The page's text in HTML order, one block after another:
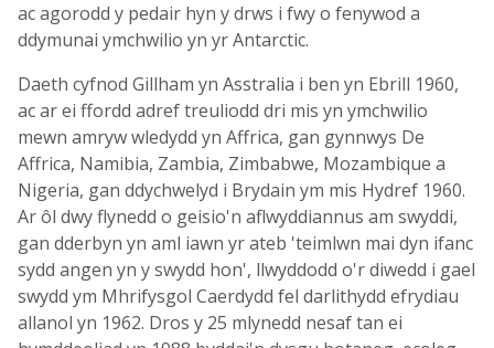
ac agorodd y pedair hyn y drws i fwy o fenywod a
ddymunai ymchwilio yn yr Antarctic.
Daeth cyfnod Gillham yn Asstralia i ben yn Ebrill 1960,
ac ar ei ffordd adref treuliodd dri mis yn ymchwilio
mewn amryw wledydd yn Affrica, gan gynnwys De
Affrica, Namibia, Zambia, Zimbabwe, Mozambique a
Nigeria, gan ddychwelyd i Brydain ym mis Hydref 1960.
Ar ôl dwy flynedd o geisio'n aflwyddiannus am swyddi,
gan dderbyn yn aml iawn yr ateb 'teimlwn mai dyn ifanc
sydd angen yn y swydd hon', llwyddodd o'r diwedd i gael
swydd ym Mhrifysgol Caerdydd fel darlithydd efrydiau
allanol yn 1962. Dros y 25 mlynedd nesaf tan ei